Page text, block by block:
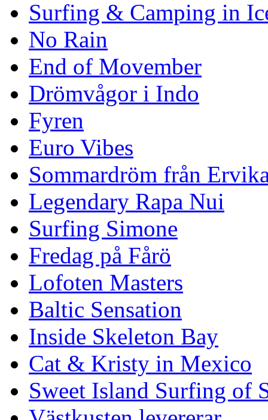
Surfing & Camping in
No Rain
End of Movember
Drömvågor i Indo
Fyren
Euro Vibes
Sommardröm från
Legendary Rapa Nui
Surfing Simone
Fredag på Fårö
Lofoten Masters
Baltic Sensation
Inside Skeleton Bay
Cat & Kristy in Mexico
Sweet Island Surfing of